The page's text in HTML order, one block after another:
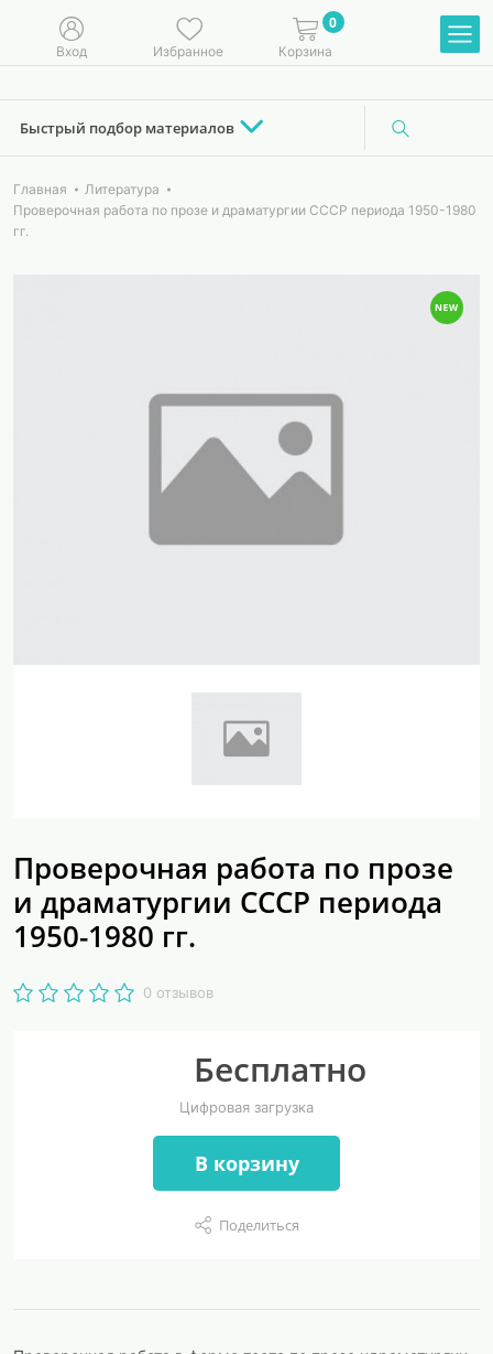
Вход Избранное
0
Корзина
Быстрый подбор материалов
Главная
Литература
Проверочная работа по прозе и драматургии СССР периода 1950-1980
гг.
Проверочная работа по прозе
и драматургии СССР периода
1950-1980 гг.
0 отзывов
Бесплатно
Цифровая загрузка
В корзину
Поделиться